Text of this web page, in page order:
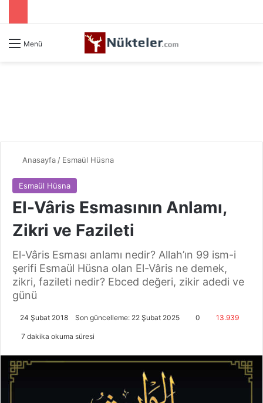
Menü
Anasayfa / Esmaül Hüsna
Esmaül Hüsna
El-Vâris Esmasının Anlamı,
Zikri ve Fazileti
El-Vâris Esması anlamı nedir? Allah’ın 99 ism-i
şerifi Esmaül Hüsna olan El-Vâris ne demek,
zikri, fazileti nedir? Ebced değeri, zikir adedi ve
günü
24 Şubat 2018 Son güncelleme: 22 Şubat 2025 0 13.939
7 dakika okuma süresi